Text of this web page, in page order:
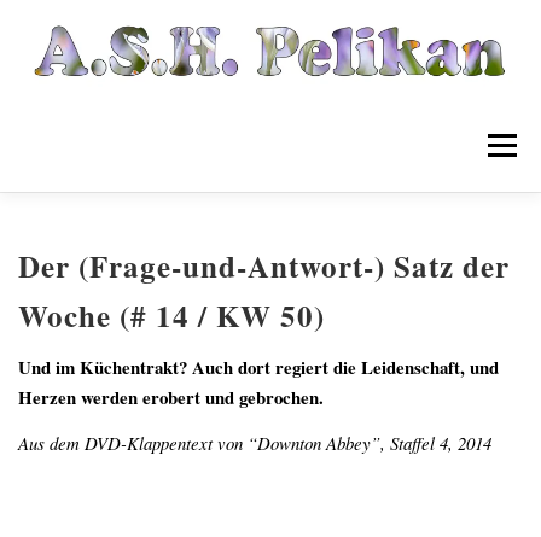
springen
Menü
Wikipelia Archiv
Links
Der (Frage-und-Antwort-) Satz der
Woche (# 14 / KW 50)
Und im Küchentrakt? Auch dort regiert die Leidenschaft, und
Herzen werden erobert und gebrochen.
Aus dem DVD-Klappentext von “Downton Abbey”, Staffel 4, 2014